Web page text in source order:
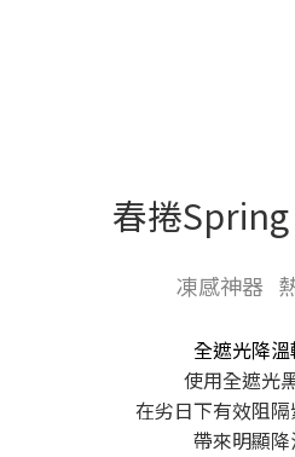
春捲
凍感神器
全遮光降
使用全遮光
在劣日下有效阻
帶來明顯